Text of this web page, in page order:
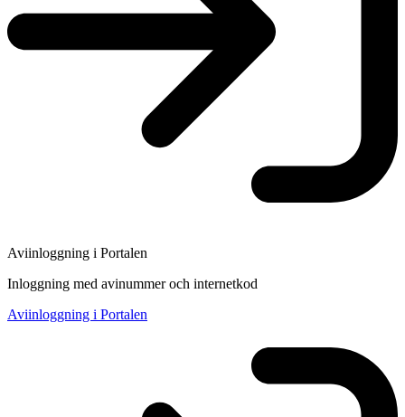
Aviinloggning i Portalen
Inloggning med avinummer och internetkod
Aviinloggning i Portalen